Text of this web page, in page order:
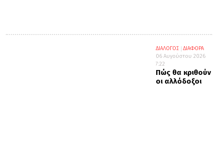
ΔΙΑΛΟΓΟΣ
ΔΙΑΦΟΡΑ
06 Αυγούστου 2026
7:22
Πώς θα κριθούν
οι αλλόδοξοι